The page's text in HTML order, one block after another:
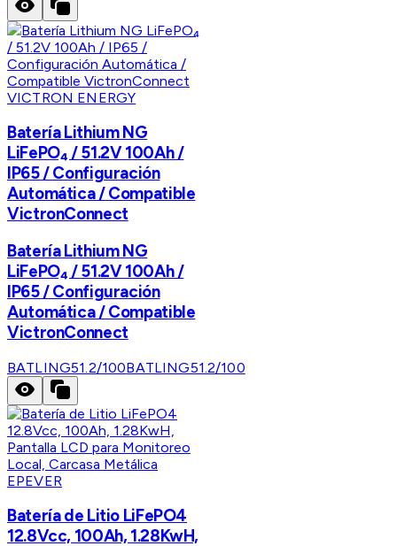
VICTRON ENERGY
Batería Lithium NG
LiFePO₄ / 51.2V 100Ah /
IP65 / Configuración
Automática / Compatible
VictronConnect
Batería Lithium NG
LiFePO₄ / 51.2V 100Ah /
IP65 / Configuración
Automática / Compatible
VictronConnect
BATLING51.2/100BATLING51.2/100
EPEVER
Batería de Litio LiFePO4
12.8Vcc, 100Ah, 1.28KwH,